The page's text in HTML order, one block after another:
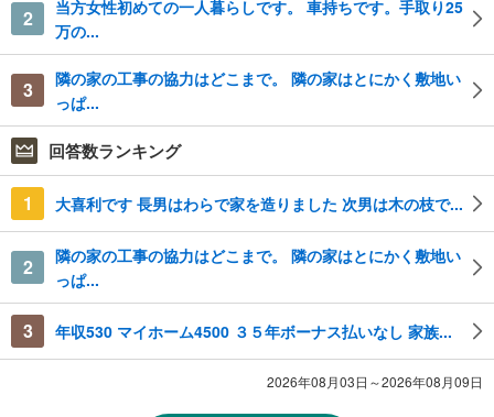
2
当方女性初めての一人暮らしです。 車持ちです。手取り25
万の...
3
隣の家の工事の協力はどこまで。 隣の家はとにかく敷地い
っぱ...
回答数ランキング
1 大喜利です 長男はわらで家を造りました 次男は木の枝で...
2
隣の家の工事の協力はどこまで。 隣の家はとにかく敷地い
っぱ...
3 年収530 マイホーム4500 ３５年ボーナス払いなし 家族...
2026年08月03日～2026年08月09日